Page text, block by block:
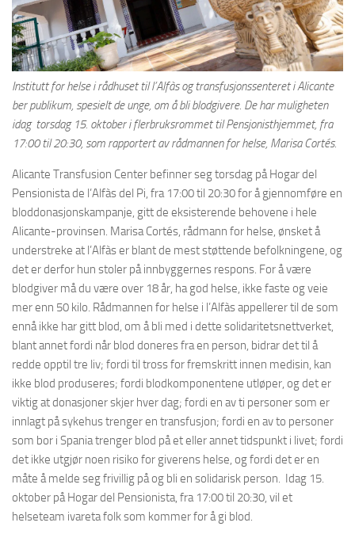
Institutt for helse i rådhuset til l’Alfàs og transfusjonssenteret i Alicante
ber publikum, spesielt de unge, om å bli blodgivere. De har muligheten
idag torsdag 15. oktober i flerbruksrommet til Pensjonisthjemmet, fra
17:00 til 20:30, som rapportert av rådmannen for helse, Marisa Cortés.
Alicante Transfusion Center befinner seg torsdag på Hogar del
Pensionista de l’Alfàs del Pi, fra 17:00 til 20:30 for å gjennomføre en
bloddonasjonskampanje, gitt de eksisterende behovene i hele
Alicante-provinsen. Marisa Cortés, rådmann for helse, ønsket å
understreke at l’Alfàs er blant de mest støttende befolkningene, og
det er derfor hun stoler på innbyggernes respons. For å være
blodgiver må du være over 18 år, ha god helse, ikke faste og veie
mer enn 50 kilo. Rådmannen for helse i l’Alfàs appellerer til de som
ennå ikke har gitt blod, om å bli med i dette solidaritetsnettverket,
blant annet fordi når blod doneres fra en person, bidrar det til å
redde opptil tre liv; fordi til tross for fremskritt innen medisin, kan
ikke blod produseres; fordi blodkomponentene utløper, og det er
viktig at donasjoner skjer hver dag; fordi en av ti personer som er
innlagt på sykehus trenger en transfusjon; fordi en av to personer
som bor i Spania trenger blod på et eller annet tidspunkt i livet; fordi
det ikke utgjør noen risiko for giverens helse, og fordi det er en
måte å melde seg frivillig på og bli en solidarisk person. Idag 15.
oktober på Hogar del Pensionista, fra 17:00 til 20:30, vil et
helseteam ivareta folk som kommer for å gi blod.